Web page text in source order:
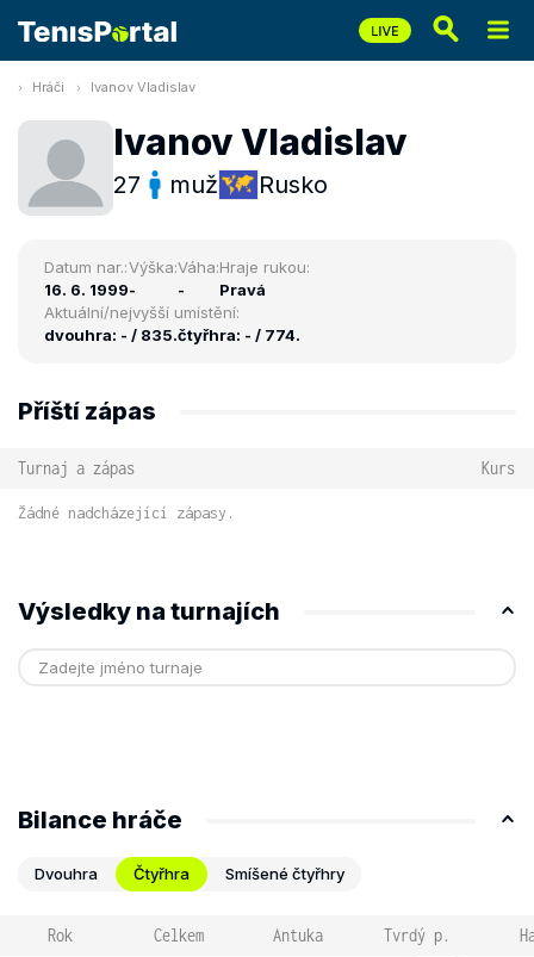
Hráči Ivanov Vladislav
Ivanov Vladislav
27 muž Rusko
Datum nar.:
16. 6. 1999
Výška:
-
Váha:
-
Hraje rukou:
Pravá
Aktuální/nejvyšší umístění:
dvouhra: - / 835.čtyřhra: - / 774.
Příští zápas
Turnaj a zápas Kurs
Žádné nadcházející zápasy.
Výsledky na turnajích
Bilance hráče
Dvouhra Čtyřhra Smíšené čtyřhry
Rok Celkem Antuka Tvrdý p.